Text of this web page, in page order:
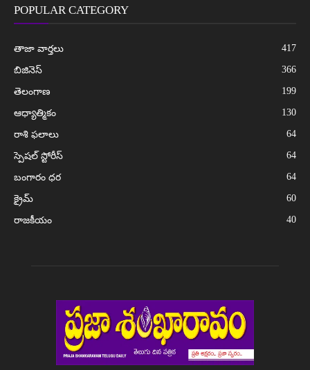
POPULAR CATEGORY
తాజా వార్తలు 417
బిజినెస్ 366
తెలంగాణ 199
ఆధ్యాత్మికం 130
రాశి ఫలాలు 64
స్పెషల్ స్టోరీస్ 64
బంగారం ధర 64
క్రైమ్ 60
రాజకీయం 40